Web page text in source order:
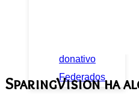
donativo
Federados
SparingVision ha